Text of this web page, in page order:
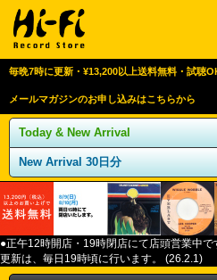
毎晩7時に更新・¥13,200以上送料無料・試聴
メールマガジンのお申し込みはこちらから
Today & New Arrival
New Arrival 30日分
●正午12時開店・ 19時閉店にて店頭営業中で
更新は、毎日 19時頃に行います。 (26.2.1)